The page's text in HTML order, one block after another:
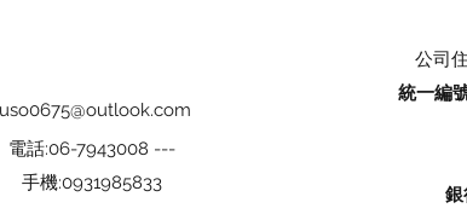
電話:06-7943008 ---
手機:0931985833
公司
統一編
銀